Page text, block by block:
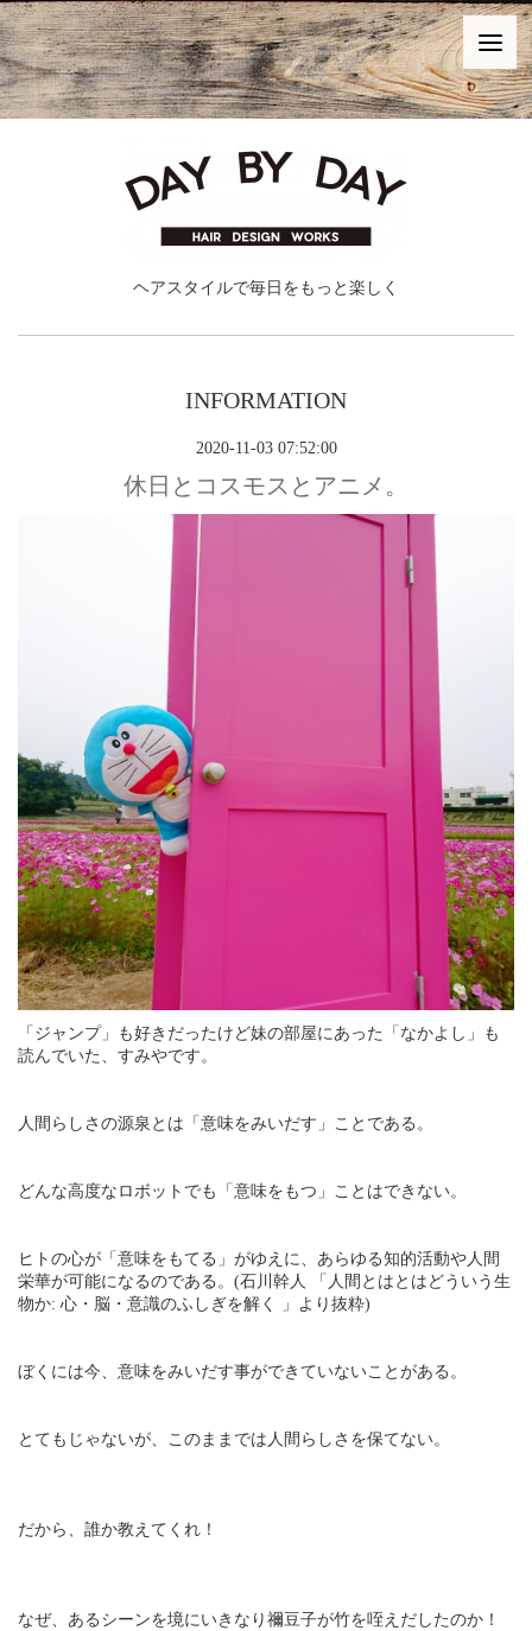
ヘアスタイルで毎日をもっと楽しく
INFORMATION
2020-11-03 07:52:00
休日とコスモスとアニメ。
「ジャンプ」も好きだったけど妹の部屋にあった「なかよし」も
読んでいた、すみやです。
人間らしさの源泉とは「意味をみいだす」ことである。
どんな高度なロボットでも「意味をもつ」ことはできない。
ヒトの心が「意味をもてる」がゆえに、あらゆる知的活動や人間
栄華が可能になるのである。(石川幹人 「人間とはとはどういう生
物か: 心・脳・意識のふしぎを解く 」より抜粋)
ぼくには今、意味をみいだす事ができていないことがある。
とてもじゃないが、このままでは人間らしさを保てない。
だから、誰か教えてくれ！
なぜ、あるシーンを境にいきなり禰豆子が竹を咥えだしたのか！